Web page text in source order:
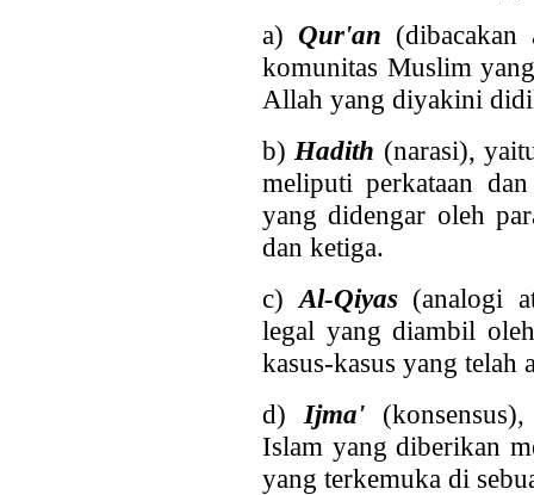
a) Qur'an
komunitas Muslim
Allah yang diyakini
b) Hadith (narasi),
meliputi perkataan
yang didengar oleh
dan ketiga.
c) Al-Qiyas(analogi
legal yang diambil
kasus-kasus yang telah
d) Ijma'(konsensus),
Islam yang diberikan
yang terkemuka di